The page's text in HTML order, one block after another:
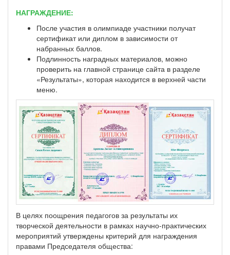
НАГРАЖДЕНИЕ:
После участия в олимпиаде участники получат
сертификат или диплом в зависимости от
набранных баллов.
Подлинность наградных материалов, можно
проверить на главной странице сайта в разделе
«Результаты», которая находится в верхней части
меню.
В целях поощрения педагогов за результаты их
творческой деятельности в рамках научно-практических
мероприятий утверждены критерий для награждения
правами Председателя общества: